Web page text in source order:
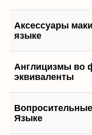
Аксессуары
языке
Англицизмы во
эквиваленты
Языке